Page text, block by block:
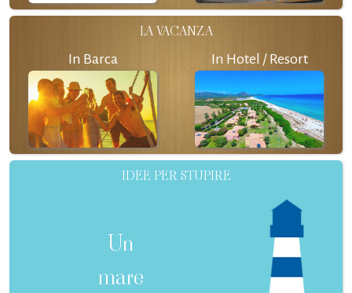
LA VACANZA
In Barca In Hotel / Resort
IDEE PER STUPIRE
Un
mare